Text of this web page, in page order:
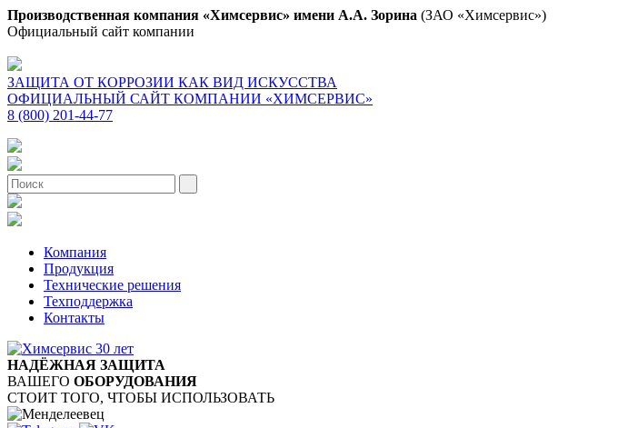
Производственная компания «Химсервис» имени А.А. Зорина (ЗАО «Химсервис»)
Официальный сайт компании
ЗАЩИТА ОТ КОРРОЗИИ КАК ВИД ИСКУССТВА
ОФИЦИАЛЬНЫЙ САЙТ КОМПАНИИ «ХИМСЕРВИС»
8 (800) 201-44-77
Компания
Продукция
Технические решения
Техподдержка
Контакты
НАДЁЖНАЯ ЗАЩИТА
ВАШЕГО ОБОРУДОВАНИЯ
СТОИТ ТОГО, ЧТОБЫ ИСПОЛЬЗОВАТЬ